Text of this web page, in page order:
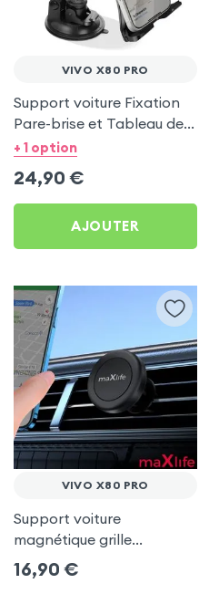
VIVO X80 PRO
Support voiture Fixation
Pare-brise et Tableau de
bord pour Vivo X80 Pro
+ 1 option
24,90 €
AJOUTER
VIVO X80 PRO
Support voiture
magnétique grille
d'aération - maXlife pour
Vivo X80 Pro
16,90 €